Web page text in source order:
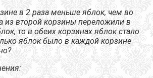
в 2 раза меньше яблок, чем во
из второй корзины переложили в
то в обеих корзинах яблок стало
яблок было в каждой корзине